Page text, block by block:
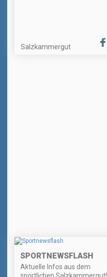
Salzkammergut
SPORTNEWSFLASH
Aktuelle Infos aus dem